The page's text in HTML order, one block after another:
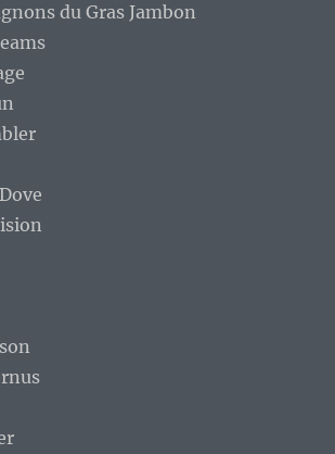
du Gras Jambon